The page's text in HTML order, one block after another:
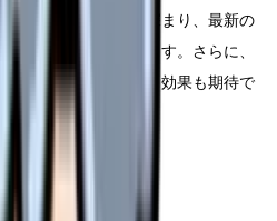
的背景への理解が深まり、最新の
セスが容易になります。さらに、
存度が下がるという効果も期待で
れる英語表現